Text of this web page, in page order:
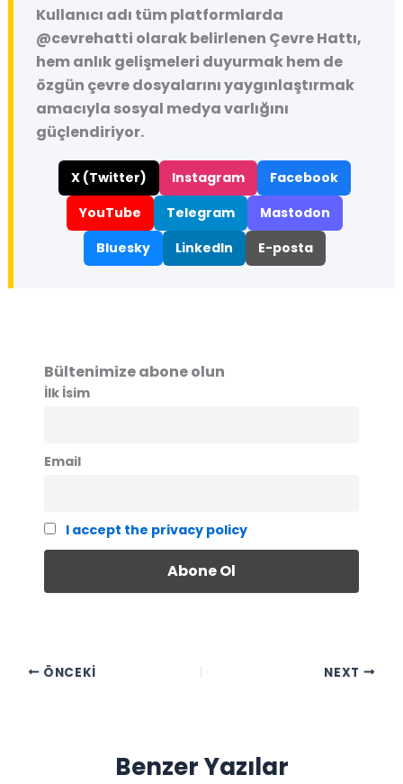
Kullanıcı adı tüm platformlarda
@cevrehatti olarak belirlenen Çevre Hattı,
hem anlık gelişmeleri duyurmak hem de
özgün çevre dosyalarını yaygınlaştırmak
amacıyla sosyal medya varlığını
güçlendiriyor.
X (Twitter) Instagram
Facebook
YouTube
Telegram
Mastodon
Bluesky
LinkedIn E-posta
Bültenimize abone olun
İlk İsim
Email
I accept the privacy policy
ÖNCEKI NEXT
Benzer Yazılar